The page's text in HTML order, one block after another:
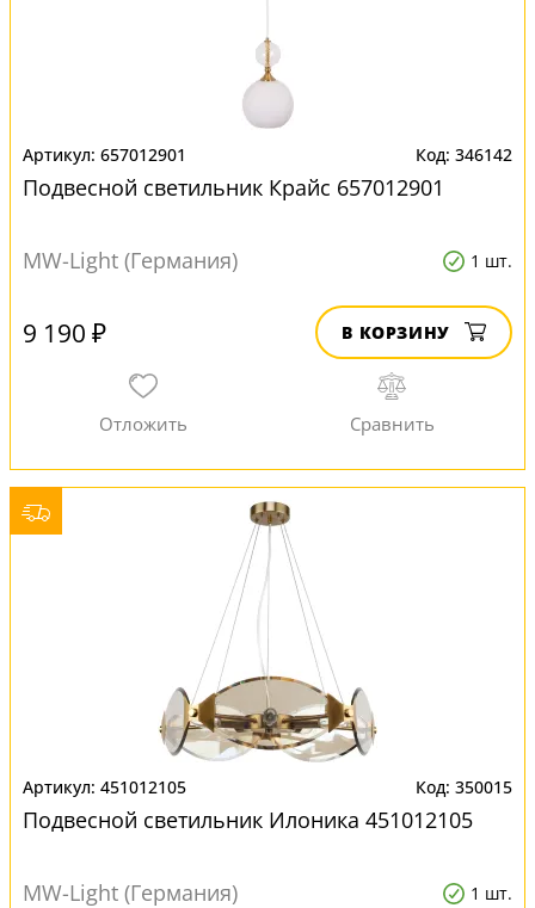
657012901 346142
Подвесной светильник Крайс 657012901
MW-Light (Германия) 1 шт.
9 190 ₽ В КОРЗИНУ
451012105 350015
Подвесной светильник Илоника 451012105
MW-Light (Германия) 1 шт.